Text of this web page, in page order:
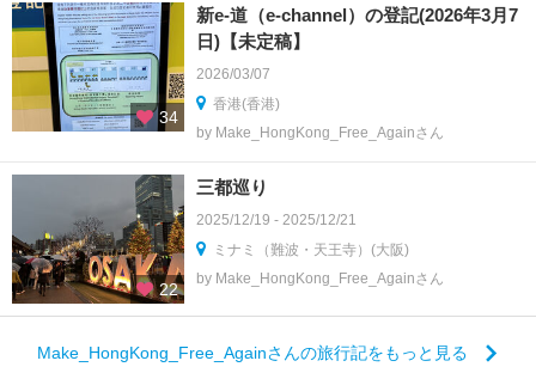
34
新e-道（e-channel）の登記(2026年3月7
日)【未定稿】
2026/03/07
香港(香港)
by Make_HongKong_Free_Againさん
22
三都巡り
2025/12/19 - 2025/12/21
ミナミ（難波・天王寺）(大阪)
by Make_HongKong_Free_Againさん
Make_HongKong_Free_Againさんの旅行記をもっと見る